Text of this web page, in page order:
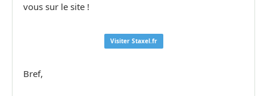
vous sur le site !
Visiter Staxel.fr
Bref,